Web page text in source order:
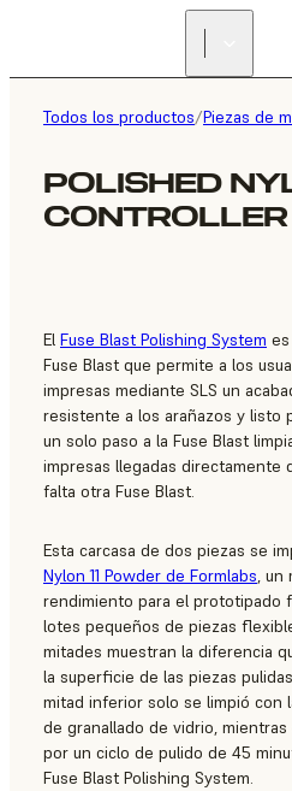
Todos los productos/Piezas de
POLISHED
CONTROLLER
El Fuse Blast Polishing System
Fuse Blast que permite a los
impresas mediante SLS un
resistente a los arañazos y listo
un solo paso a la Fuse Blast
impresas llegadas directamente
falta otra Fuse Blast.
Esta carcasa de dos piezas se
Nylon 11 Powder de Formlabs, un
rendimiento para el prototipado
lotes pequeños de piezas
mitades muestran la diferencia
la superficie de las piezas
mitad inferior solo se limpió con
de granallado de vidrio,
por un ciclo de pulido de 45
Fuse Blast Polishing System.